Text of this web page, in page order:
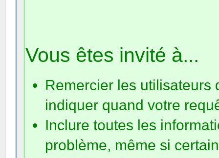
Vous êtes invité à...
Remercier les utilisateurs
indiquer quand votre
Inclure toutes les
problème, même si